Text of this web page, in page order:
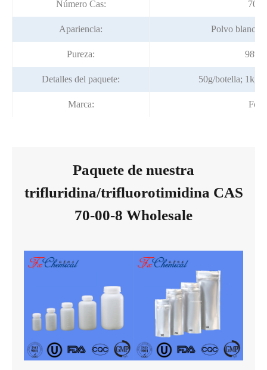
Número Cas: 70-
Apariencia: Polvo blanco
Pureza: 98%
Detalles del paquete: 50g/botella; 1kg/
Marca:
Paquete de nuestra
trifluridina/trifluorotimidina CAS
70-00-8 Wholesale